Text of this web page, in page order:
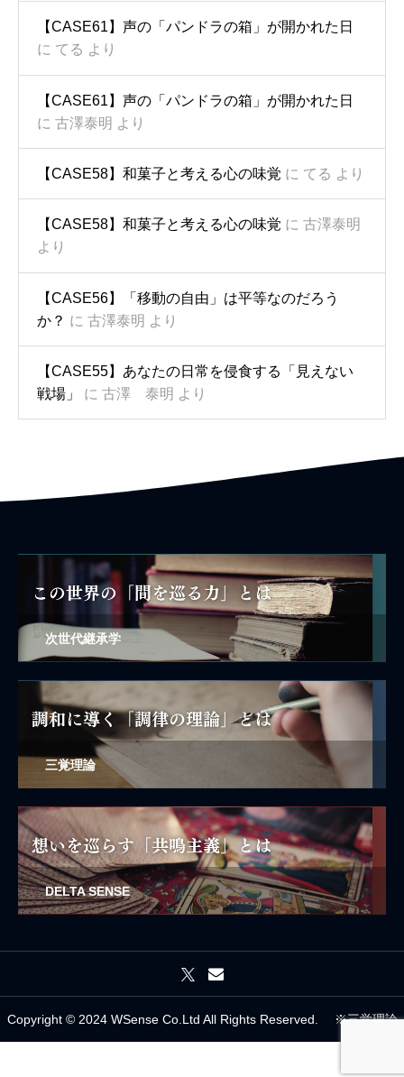
【CASE61】声の「パンドラの箱」が開かれた日
に てる より
【CASE61】声の「パンドラの箱」が開かれた日
に 古澤泰明 より
【CASE58】和菓子と考える心の味覚 に てる より
【CASE58】和菓子と考える心の味覚 に 古澤泰明
より
【CASE56】「移動の自由」は平等なのだろう
か？ に 古澤泰明 より
【CASE55】あなたの日常を侵食する「見えない
戦場」
に 古澤 泰明 より
次世代継承学
三覚理論
DELTA SENSE
Copyright © 2024 WSense Co.Ltd All Rights Reserved. ※三覚理論
CONTACT